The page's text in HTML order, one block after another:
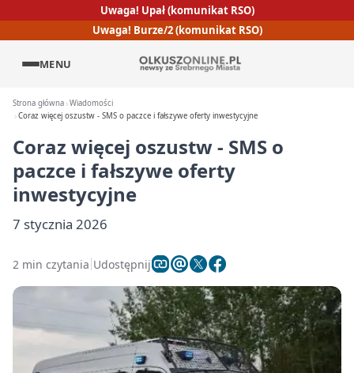
Uwaga! Upał (komunikat RSO)
Uwaga! Burze/2 (komunikat RSO)
MENU
Strona główna Wiadomości
Coraz więcej oszustw - SMS o paczce i fałszywe oferty inwestycyjne
Coraz więcej oszustw - SMS o
paczce i fałszywe oferty
inwestycyjne
7 stycznia 2026
2 min czytania Udostępnij